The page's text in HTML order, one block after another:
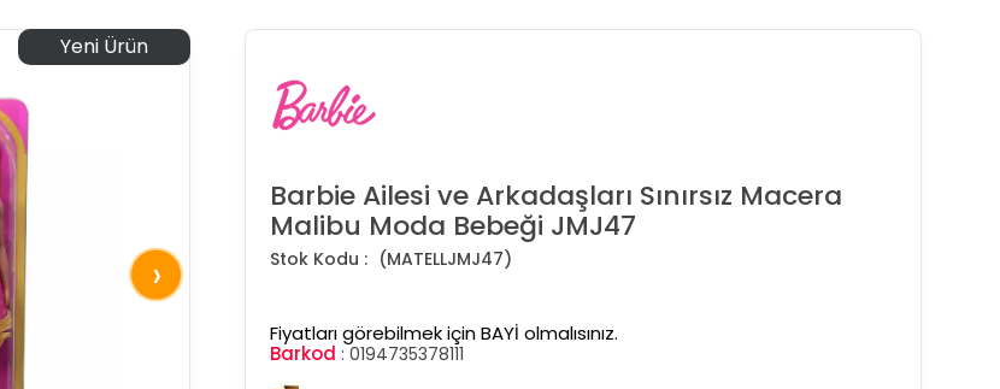
›
Yeni Ürün
Barbie Ailesi ve Arkadaşları Sınırsız Macera
Malibu Moda Bebeği JMJ47
(MATELLJMJ47)
Fiyatları görebilmek için BAYİ olmalısınız.
Barkod : 0194735378111